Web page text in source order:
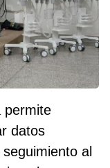
permite
datos
al